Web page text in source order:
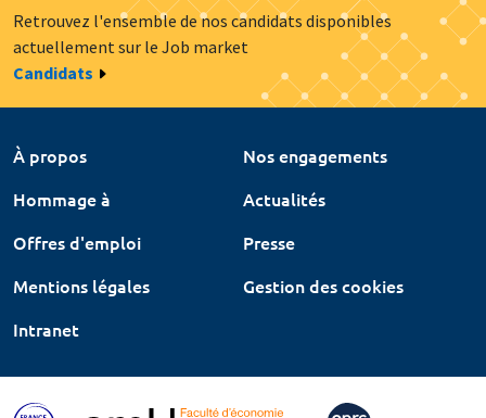
Retrouvez l'ensemble de nos candidats disponibles
actuellement sur le Job market
Candidats
À propos
Nos engagements
Hommage à
Actualités
Offres d'emploi
Presse
Mentions légales
Gestion des cookies
Intranet